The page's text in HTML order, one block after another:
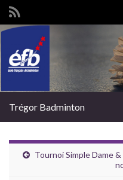
Trégor Badminton
Tournoi Simple Dame